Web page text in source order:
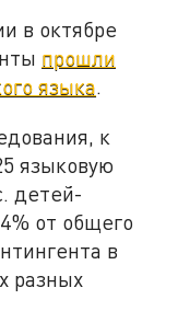
в октябре
прошли
языка.
к
языковую
детей-
от общего
в
разных